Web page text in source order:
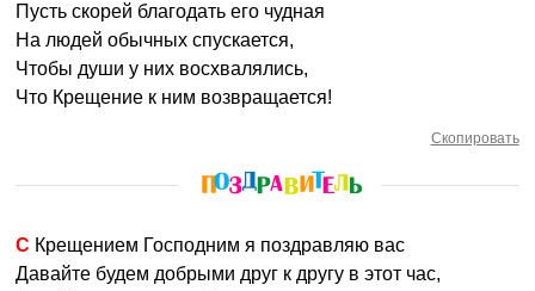
Пусть скорей благодать его чудная
На людей обычных спускается,
Чтобы души у них восхвалялись,
Что Крещение к ним возвращается!
Скопировать
С Крещением Господним я поздравляю вас
Давайте будем добрыми друг к другу в этот час,